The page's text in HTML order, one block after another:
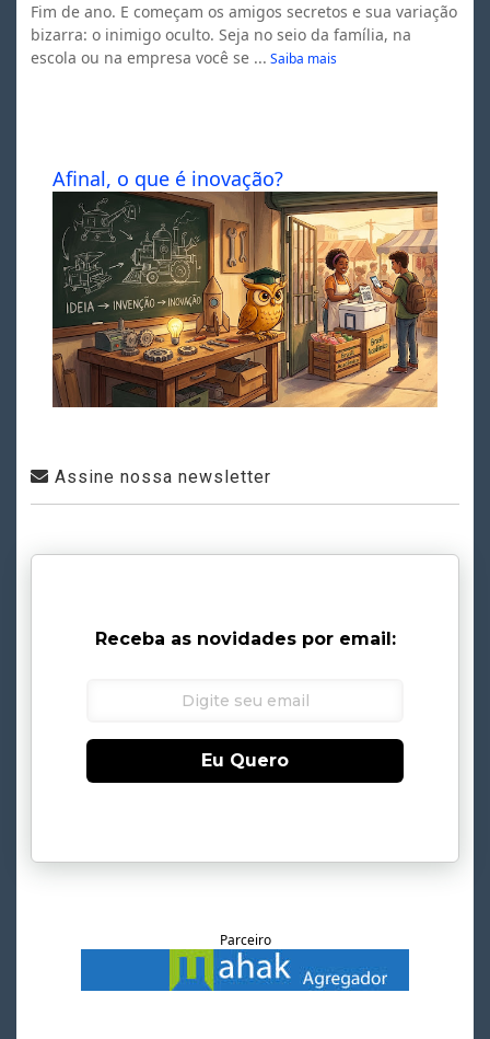
Fim de ano. E começam os amigos secretos e sua variação
bizarra: o inimigo oculto. Seja no seio da família, na
escola ou na empresa você se ... Saiba mais
Afinal, o que é inovação?
Assine nossa newsletter
Receba as novidades por email:
Eu Quero
Parceiro